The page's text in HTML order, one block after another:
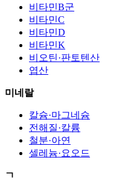
비타민B군
비타민C
비타민D
비타민K
비오틴·판토텐산
엽산
미네랄
칼슘·마그네슘
전해질·칼륨
철분·아연
셀레늄·요오드
ㄱ